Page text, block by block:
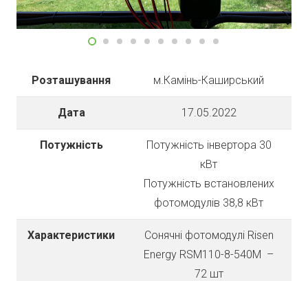
Розташування м.Камінь-Каширський
Дата 17.05.2022
Потужність
Потужність інвертора 30
кВт
Потужність встановлених
фотомодулів 38,8 кВт
Характеристики
Сонячні фотомодулі Risen
Energy RSM110-8-540М –
72 шт